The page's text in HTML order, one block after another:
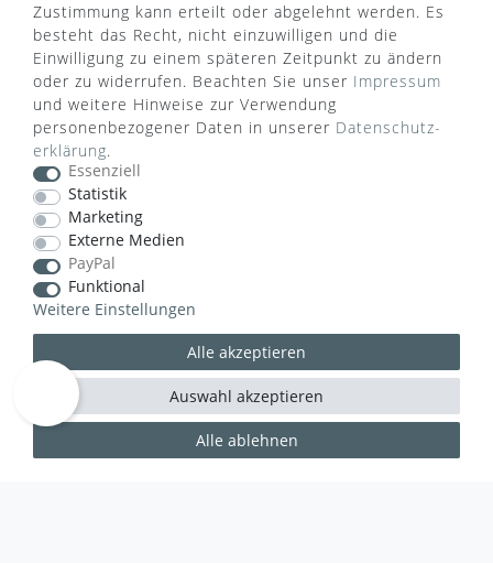
VERSANDART
WUSSTEN SIE SCHON?
Das Käufersiegel des Händlerbunds garantiert Ihnen
Zustimmung kann erteilt oder abgelehnt werden. Es
besteht das Recht, nicht einzuwilligen und die
Einwilligung zu einem späteren Zeitpunkt zu ändern
oder zu widerrufen. Beachten Sie unser Impressum
und weitere Hinweise zur Verwendung
personenbezogener Daten in unserer Daten­schutz­
erklärung.
Essenziell
Statistik
Marketing
Externe Medien
PayPal
Funktional
Weitere Einstellungen
Alle akzeptieren
Alle ablehnen
Auswahl akzeptieren